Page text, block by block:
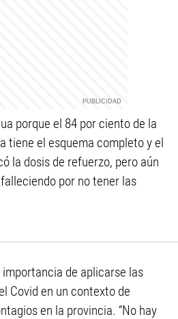
porque el 84 por ciento de la
tiene el esquema completo y el
la dosis de refuerzo, pero aún
por no tener las
de aplicarse las
Covid en un contexto de
en la provincia. “No hay